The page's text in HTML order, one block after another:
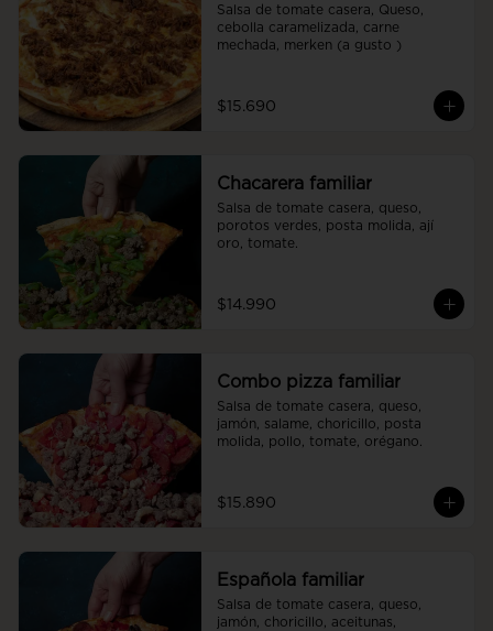
Salsa de tomate casera, Queso,
cebolla caramelizada, carne
mechada, merken (a gusto )
$15.690
Chacarera familiar
Salsa de tomate casera, queso,
porotos verdes, posta molida, ají
oro, tomate.
$14.990
Combo pizza familiar
Salsa de tomate casera, queso,
jamón, salame, choricillo, posta
molida, pollo, tomate, orégano.
$15.890
Española familiar
Salsa de tomate casera, queso,
jamón, choricillo, aceitunas,